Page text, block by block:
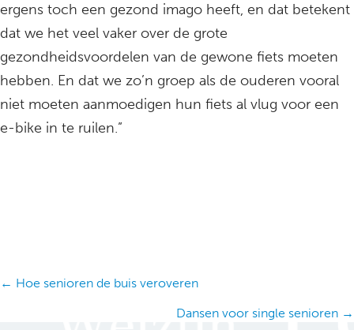
ergens toch een gezond imago heeft, en dat betekent
dat we het veel vaker over de grote
gezondheidsvoordelen van de gewone fiets moeten
hebben. En dat we zo’n groep als de ouderen vooral
niet moeten aanmoedigen hun fiets al vlug voor een
e-bike in te ruilen.”
Posts
← Hoe senioren de buis veroveren
Dansen voor single senioren →